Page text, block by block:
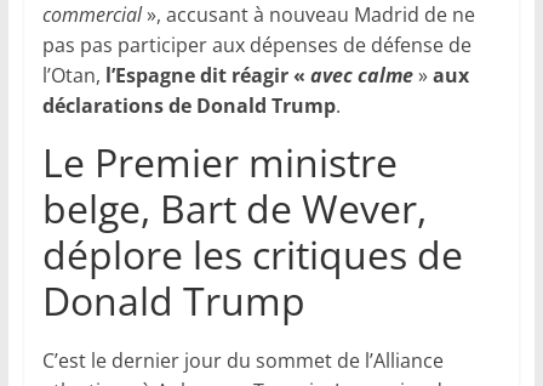
commercial», accusant à nouveau Madrid de ne
pas pas participer aux dépenses de défense de
l’Otan, l’Espagne dit réagir « avec calme»aux
déclarations de Donald Trump.
Le Premier ministre
belge, Bart de Wever,
déplore les critiques de
Donald Trump
C’est le dernier jour du sommet de l’Alliance